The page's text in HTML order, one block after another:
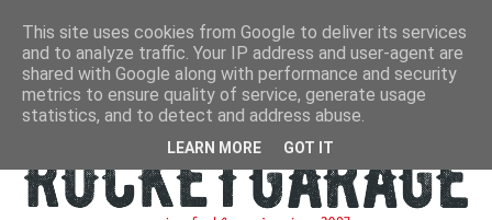
This site uses cookies from Google to deliver its services
and to analyze traffic. Your IP address and user-agent are
shared with Google along with performance and security
metrics to ensure quality of service, generate usage
statistics, and to detect and address abuse.
LEARN MORE GOT IT